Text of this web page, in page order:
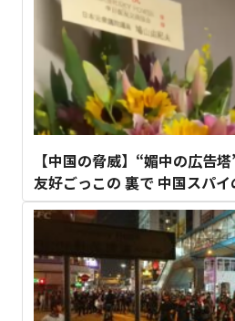
【中国の脅威】“媚中の広告
友好ごっこの 裏で 中国スパイ